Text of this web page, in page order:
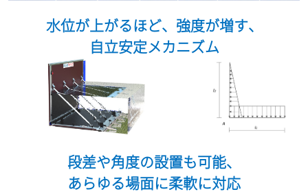
水位が上がるほど、強度が増す、
自立安定メカニズム
段差や角度の設置も可能、
あらゆる場面に柔軟に対応